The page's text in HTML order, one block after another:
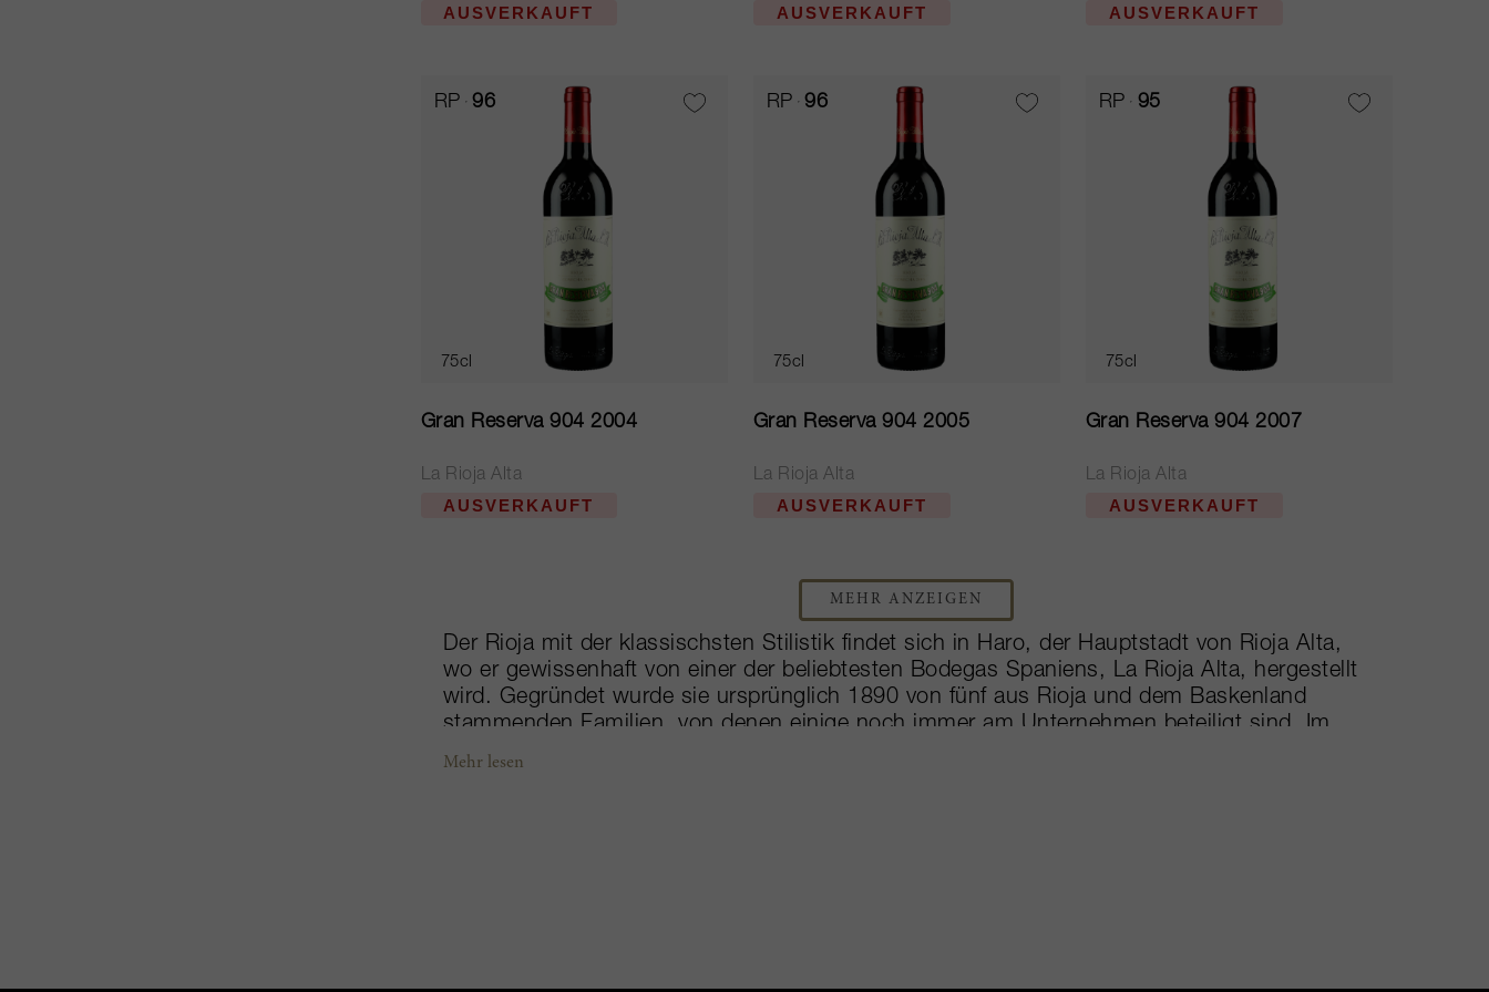
AUSVERKAUFT AUSVERKAUFT AUSVERKAUFT
RP 96
75cl
Gran Reserva 904 2004
La Rioja Alta
AUSVERKAUFT
RP 96
75cl
Gran Reserva 904 2005
La Rioja Alta
AUSVERKAUFT
RP 95
75cl
Gran Reserva 904 2007
La Rioja Alta
AUSVERKAUFT
MEHR ANZEIGEN
Der Rioja mit der klassischsten Stilistik findet sich in Haro, der Hauptstadt von Rioja Alta,
wo er gewissenhaft von einer der beliebtesten Bodegas Spaniens, La Rioja Alta, hergestellt
wird. Gegründet wurde sie ursprünglich 1890 von fünf aus Rioja und dem Baskenland
stammenden Familien, von denen einige noch immer am Unternehmen beteiligt sind. Im
Jahr 1996 investierte man in eine hochmoderne Kellerei, um die Gründungsideale Qualität,
Mehr lesen